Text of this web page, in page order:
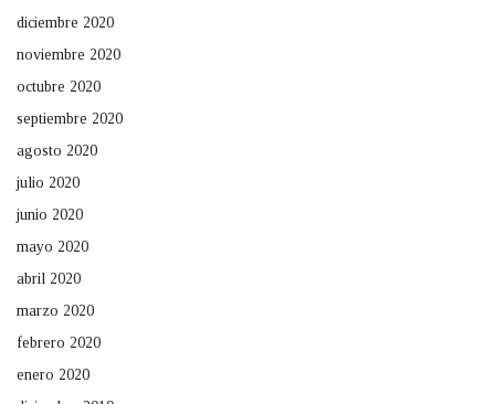
diciembre 2020
noviembre 2020
octubre 2020
septiembre 2020
agosto 2020
julio 2020
junio 2020
mayo 2020
abril 2020
marzo 2020
febrero 2020
enero 2020